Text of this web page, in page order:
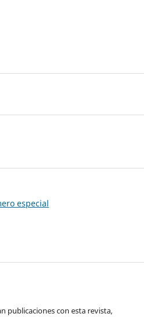
especial
publicaciones con esta revista,